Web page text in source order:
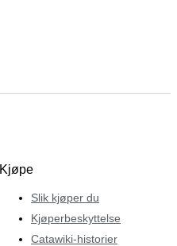
Kjøpe
Slik kjøper du
Kjøperbeskyttelse
Catawiki-historier